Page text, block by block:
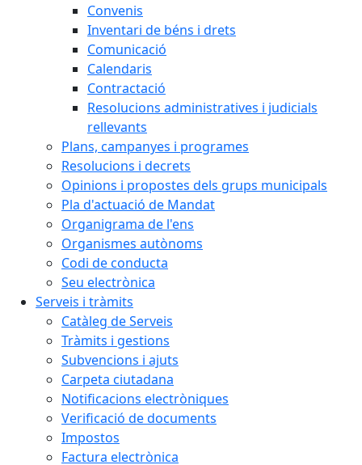
Convenis
Inventari de béns i drets
Comunicació
Calendaris
Contractació
Resolucions administratives i judicials
rellevants
Plans, campanyes i programes
Resolucions i decrets
Opinions i propostes dels grups municipals
Pla d'actuació de Mandat
Organigrama de l'ens
Organismes autònoms
Codi de conducta
Seu electrònica
Serveis i tràmits
Catàleg de Serveis
Tràmits i gestions
Subvencions i ajuts
Carpeta ciutadana
Notificacions electròniques
Verificació de documents
Impostos
Factura electrònica